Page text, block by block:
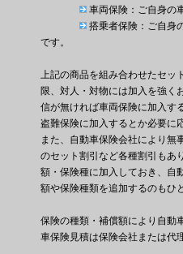
車両保険：ご自身の
搭乗者保険：ご自身
です。
上記の商品を組み合わせたセッ
限、対人・対物には加入を強く
信が無ければ車両保険に加入す
盗難保険に加入するとか必要に
また、自動車保険会社により無
のセット割引など各種割引もあ
額・保険種に加入しておき、自
額や保険種類を追加するのもひ
保険の種類・補償額により自動
車保険見積は保険会社または代